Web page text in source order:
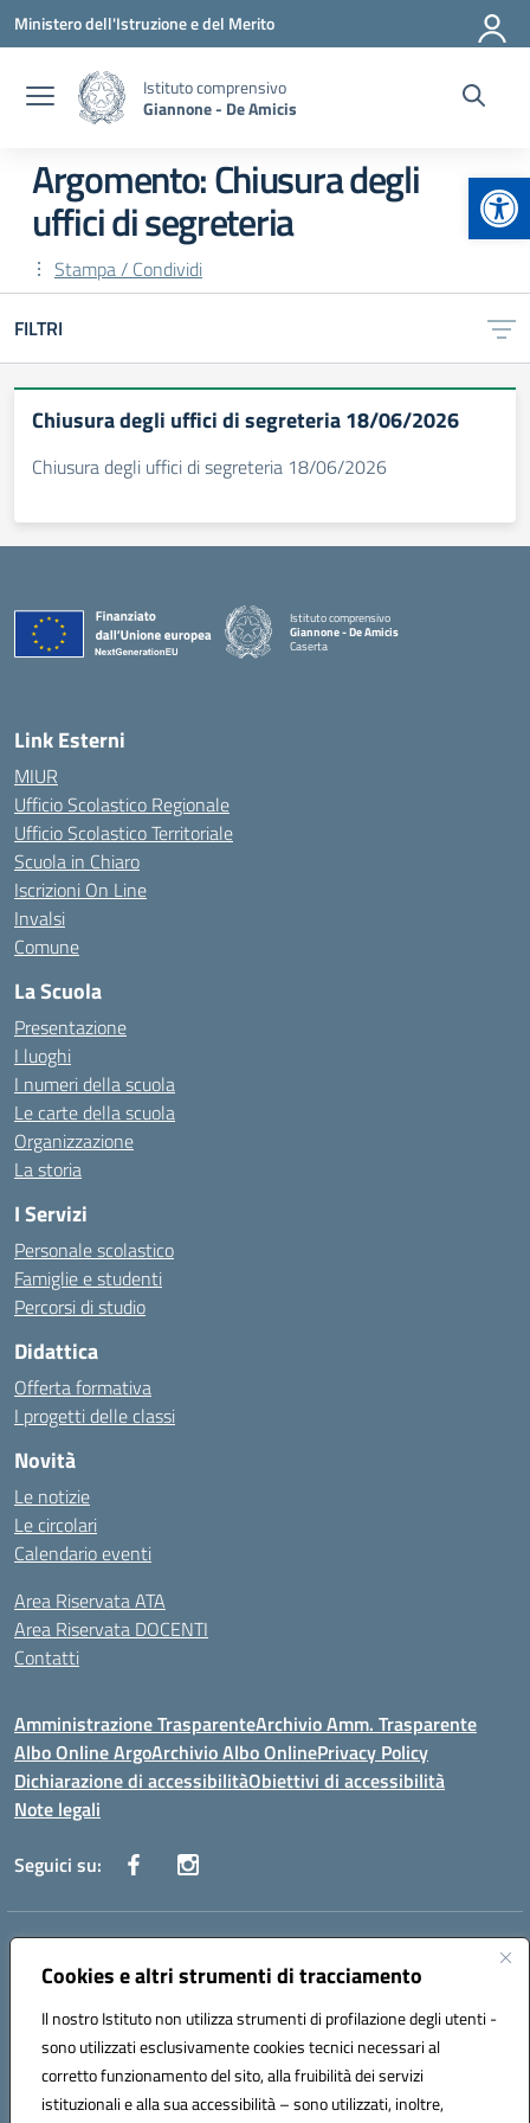
Cookies e altri strumenti di tracciamento
Il nostro Istituto non utilizza strumenti di profilazione degli utenti -
sono utilizzati esclusivamente cookies tecnici necessari al
corretto funzionamento del sito, alla fruibilità dei servizi
istituzionali e alla sua accessibilità – sono utilizzati, inoltre,
Vai ai contenuti
Vai al menu di navigazione
Vai al footer
Ministero dell'Istruzione e del Merito
Istituto comprensivo
Giannone - De Amicis
Argomento: Chiusura degli
uffici di segreteria
Stampa / Condividi
FILTRI
Chiusura degli uffici di segreteria 18/06/2026
Chiusura degli uffici di segreteria 18/06/2026
Istituto comprensivo
Giannone - De Amicis
Caserta
Link Esterni
MIUR
Ufficio Scolastico Regionale
Ufficio Scolastico Territoriale
Scuola in Chiaro
Iscrizioni On Line
Invalsi
Comune
La Scuola
Presentazione
I luoghi
I numeri della scuola
Le carte della scuola
Organizzazione
La storia
I Servizi
Personale scolastico
Famiglie e studenti
Percorsi di studio
Didattica
Offerta formativa
I progetti delle classi
Novità
Le notizie
Le circolari
Calendario eventi
Area Riservata ATA
Area Riservata DOCENTI
Contatti
Amministrazione TrasparenteArchivio Amm. Trasparente
Albo Online ArgoArchivio Albo OnlinePrivacy Policy
Dichiarazione di accessibilitàObiettivi di accessibilità
Note legali
Seguici su:
Indirizzo:
Centralino:0823 742191 Email:CEIC8BC00Q@istruzione.it
Codice fiscale: 93117040613
Codice meccanografico:
CEIC8BC00Q
Codice Indice delle Pubbliche Amministrazioni (IPA): icpgd